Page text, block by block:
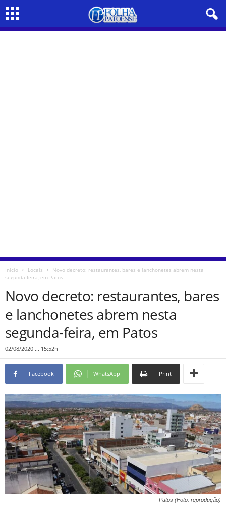
Início Locais
Novo decreto: restaurantes, bares e lanchonetes abrem nesta
segunda-feira, em Patos
Novo decreto: restaurantes, bares
e lanchonetes abrem nesta
segunda-feira, em Patos
02/08/2020 ... 15:52h
Facebook WhatsApp Print
Patos (Foto: reprodução)